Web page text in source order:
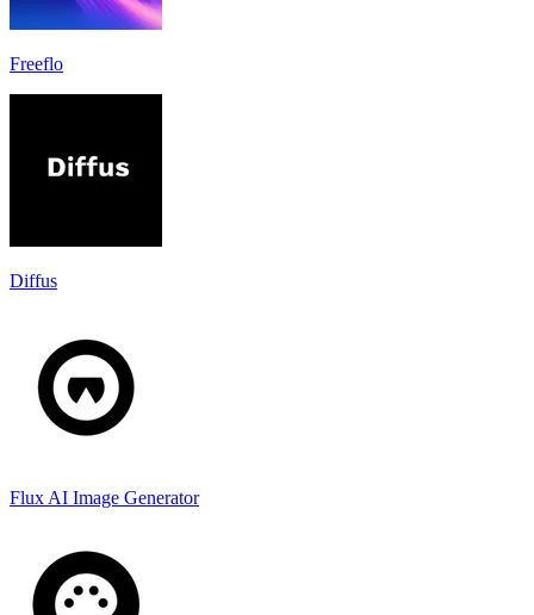
Freeflo
Diffus
Flux AI Image Generator